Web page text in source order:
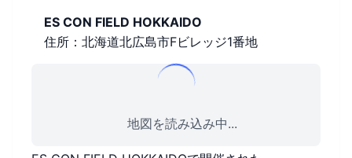
ES CON FIELD HOKKAIDO
住所：北海道北広島市Fビレッジ1番地
地図を読み込み中...